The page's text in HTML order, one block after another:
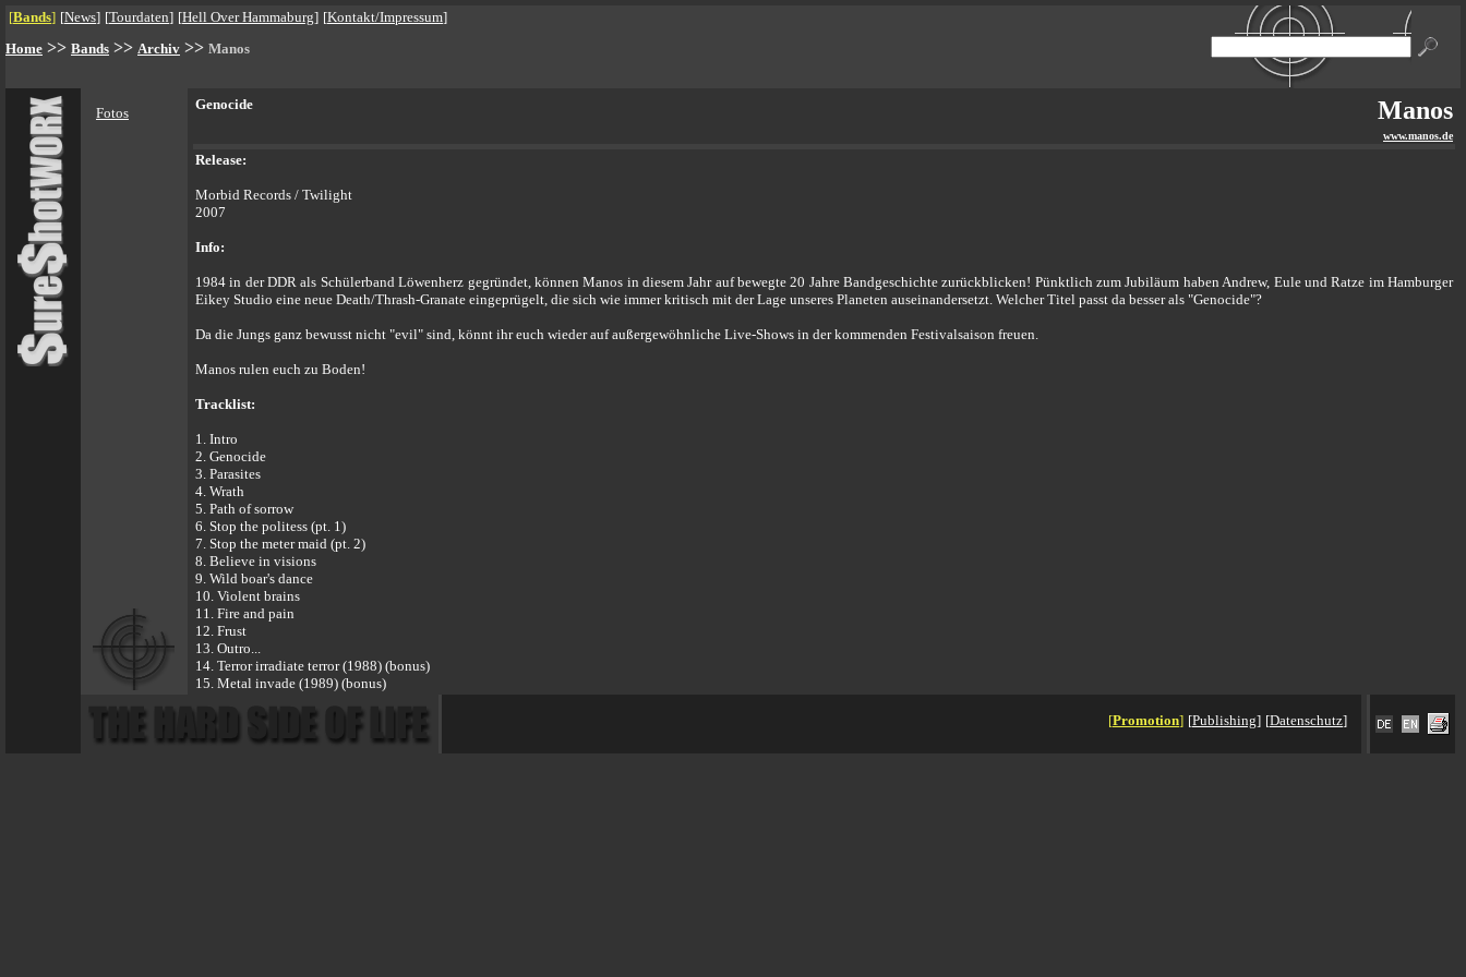
[Bands] [News] [Tourdaten] [Hell Over Hammaburg] [Kontakt/Impressum]
Home >> Bands >> Archiv >> Manos
Fotos
Genocide Manos
www.manos.de
Release:
Morbid Records / Twilight
2007
Info:
1984 in der DDR als Schülerband Löwenherz gegründet, können Manos in diesem Jahr auf bewegte 20 Jahre Bandgeschichte zurückblicken! Pünktlich zum Jubiläum haben Andrew, Eule und Ratze im Hamburger
Eikey Studio eine neue Death/Thrash-Granate eingeprügelt, die sich wie immer kritisch mit der Lage unseres Planeten auseinandersetzt. Welcher Titel passt da besser als "Genocide"?
Da die Jungs ganz bewusst nicht "evil" sind, könnt ihr euch wieder auf außergewöhnliche Live-Shows in der kommenden Festivalsaison freuen.
Manos rulen euch zu Boden!
Tracklist:
1. Intro
2. Genocide
3. Parasites
4. Wrath
5. Path of sorrow
6. Stop the politess (pt. 1)
7. Stop the meter maid (pt. 2)
8. Believe in visions
9. Wild boar's dance
10. Violent brains
11. Fire and pain
12. Frust
13. Outro...
14. Terror irradiate terror (1988) (bonus)
15. Metal invade (1989) (bonus)
[Promotion] [Publishing] [Datenschutz]